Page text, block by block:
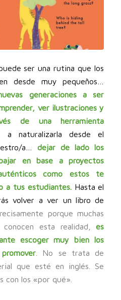
ser una rutina que los
desde muy pequeños…
generaciones a ser
ver ilustraciones y
de una herramienta
naturalizarla desde el
a…dejar de lado los
en base a proyectos
como estos te
a tus estudiantes.Hasta el
volver a ver un libro de
porque muchas
conocen esta realidad,es
escoger muy bien los
. No se trata de
que esté en inglés. Se
con los «por qué».